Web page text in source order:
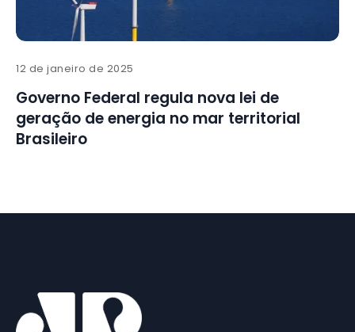
12 de janeiro de 2025
Governo Federal regula nova lei de
geração de energia no mar territorial
Brasileiro